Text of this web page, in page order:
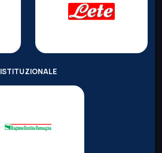
ISTITUZIONALE